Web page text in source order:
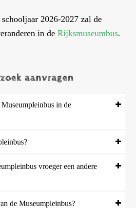
2026-2027 zal de
in de Rijksmuseumbus.
aanvragen
in de
vroeger een andere
de Museumpleinbus?